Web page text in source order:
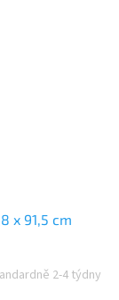
x 91,5 cm
2-4 týdny